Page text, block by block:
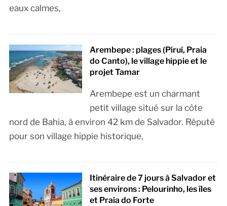
eaux calmes,
Arembepe : plages (Piruí, Praia
do Canto), le village hippie et le
projet Tamar
Arembepe est un charmant
petit village situé sur la côte
nord de Bahia, à environ 42 km de Salvador. Réputé
pour son village hippie historique,
Itinéraire de 7 jours à Salvador et
ses environs : Pelourinho, les îles
et Praia do Forte